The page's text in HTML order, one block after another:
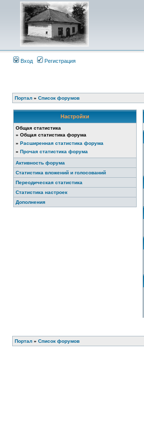
Вход Регистрация
Портал » Список форумов
Настройки
Общая статистика
» Общая статистика форума
» Расширенная статистика форума
» Прочая статистика форума
Активность форума
Статистика вложений и голосований
Переодическая статистика
Статистика настроек
Дополнения
Портал » Список форумов